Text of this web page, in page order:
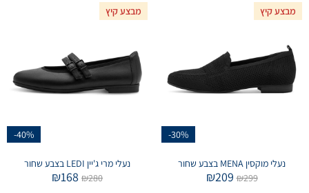
מבצע קיץ
-30%
נעלי מוקסין MENA בצבע שחור
₪299
₪209
מבצע קיץ
-40%
נעלי מרי ג'יין LEDI בצבע שחור
₪280
₪168